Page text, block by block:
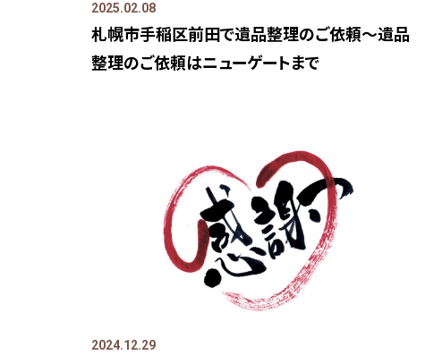
2025.02.08
札幌市手稲区前田で遺品整理のご依頼～遺品
整理のご依頼はニューゲートまで
2024.12.29